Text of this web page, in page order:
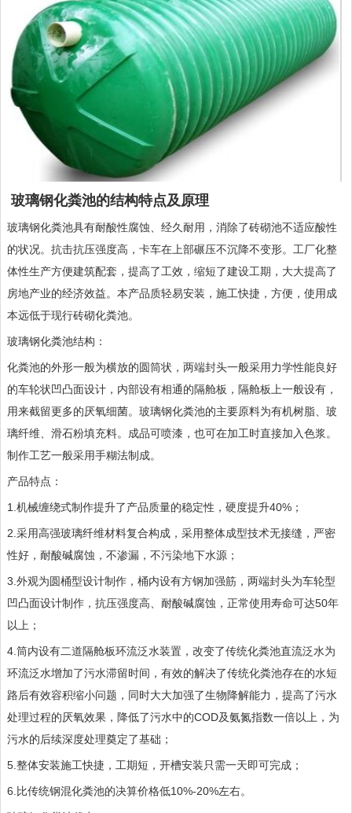
玻璃钢化粪池的结构特点及原理
玻璃钢化粪池具有耐酸性腐蚀、经久耐用，消除了砖砌池不适应酸性
的状况。抗击抗压强度高，卡车在上部碾压不沉降不变形。工厂化整
体性生产方便建筑配套，提高了工效，缩短了建设工期，大大提高了
房地产业的经济效益。本产品质轻易安装，施工快捷，方便，使用成
本远低于现行砖砌化粪池。
玻璃钢化粪池结构：
化粪池的外形一般为横放的圆筒状，两端封头一般采用力学性能良好
的车轮状凹凸面设计，内部设有相通的隔舱板，隔舱板上一般设有，
用来截留更多的厌氧细菌。玻璃钢化粪池的主要原料为有机树脂、玻
璃纤维、滑石粉填充料。成品可喷漆，也可在加工时直接加入色浆。
制作工艺一般采用手糊法制成。
产品特点：
1.机械缠绕式制作提升了产品质量的稳定性，硬度提升40%；
2.采用高强玻璃纤维材料复合构成，采用整体成型技术无接缝，严密
性好，耐酸碱腐蚀，不渗漏，不污染地下水源；
3.外观为圆桶型设计制作，桶内设有方钢加强筋，两端封头为车轮型
凹凸面设计制作，抗压强度高、耐酸碱腐蚀，正常使用寿命可达50年
以上；
4.筒内设有二道隔舱板环流泛水装置，改变了传统化粪池直流泛水为
环流泛水增加了污水滞留时间，有效的解决了传统化粪池存在的水短
路后有效容积缩小问题，同时大大加强了生物降解能力，提高了污水
处理过程的厌氧效果，降低了污水中的COD及氨氮指数一倍以上，为
污水的后续深度处理奠定了基础；
5.整体安装施工快捷，工期短，开槽安装只需一天即可完成；
6.比传统钢混化粪池的决算价格低10%-20%左右。